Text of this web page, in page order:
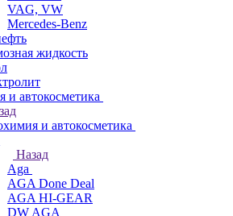
VAG, VW
Мercedes-Benz
жидкость
и автокосметика
и автокосметика
Назад
Aga
AGA Done Deal
AGA HI-GEAR
DW AGA